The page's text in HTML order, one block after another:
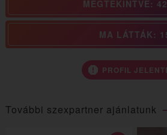
MEGTEKINTVE:
MA LÁTTÁK:
PROFIL
További szexpartner ajánlatunk